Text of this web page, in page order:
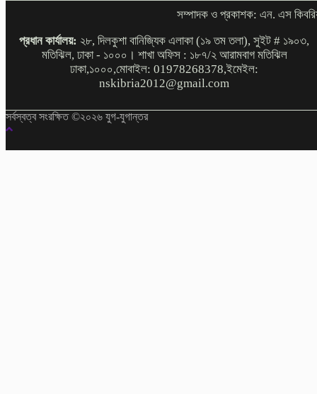
সম্পাদক ও প্রকাশক: এন. এস
প্রধান কার্যালয়: ২৮, দিলকুশা বানিজ্যিক এলাকা (১৯ তম তলা), সুইট # ১৯০৩,
মতিঝিল, ঢাকা - ১০০০। শাখা অফিস : ১৮৭/২ আরামবাগ মতিঝিল
ঢাকা,১০০০,মোবাইল: 01978268378,ইমেইল:
nskibria2012@gmail.com
সর্বস্বত্ব সংরক্ষিত ©২০২৬ যুগ-যুগান্তর